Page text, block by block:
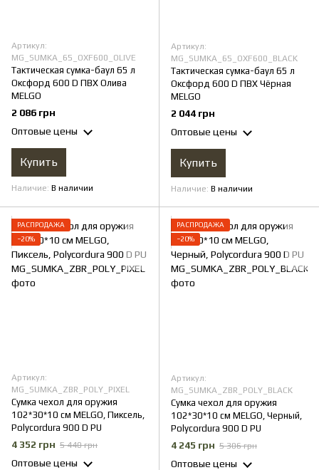
Артикул:
MG_SUMKA_65_OXF600_OLIVE
Тактическая сумка-баул 65 л
Оксфорд 600 D ПВХ Олива
MELGO
2 086 грн
Оптовые цены
Купить
Наличие В наличии
Артикул:
MG_SUMKA_65_OXF600_BLACK
Тактическая сумка-баул 65 л
Оксфорд 600 D ПВХ Чёрная
MELGO
2 044 грн
Оптовые цены
Купить
Наличие В наличии
РАСПРОДАЖА
−20%
Артикул:
MG_SUMKA_ZBR_POLY_PIXEL
Сумка чехол для оружия
102*30*10 см MELGO, Пиксель,
Polycordura 900 D PU
4 352 грн 5 440 грн
Оптовые цены
РАСПРОДАЖА
−20%
Артикул:
MG_SUMKA_ZBR_POLY_BLACK
Сумка чехол для оружия
102*30*10 см MELGO, Черный,
Polycordura 900 D PU
4 245 грн 5 306 грн
Оптовые цены